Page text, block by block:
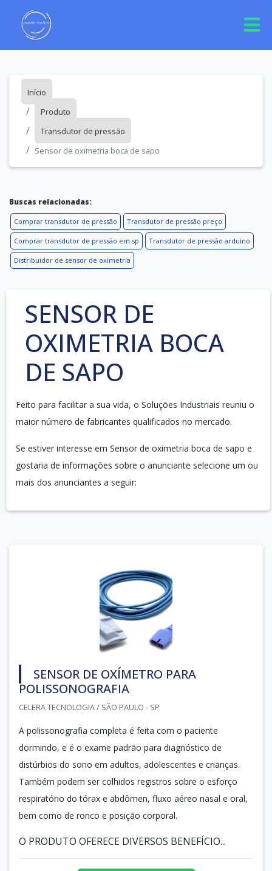
Início
Produto
Transdutor de pressão
Sensor de oximetria boca de sapo
Buscas relacionadas:
Comprar transdutor de pressão Transdutor de pressão preço
Comprar transdutor de pressão em sp Transdutor de pressão arduino
Distribuidor de sensor de oximetria
SENSOR DE
OXIMETRIA BOCA
DE SAPO
Feito para facilitar a sua vida, o Soluções Industriais reuniu o
maior número de fabricantes qualificados no mercado.
Se estiver interesse em Sensor de oximetria boca de sapo e
gostaria de informações sobre o anunciante selecione um ou
mais dos anunciantes a seguir:
SENSOR DE OXÍMETRO PARA
POLISSONOGRAFIA
CELERA TECNOLOGIA / SÃO PAULO - SP
A polissonografia completa é feita com o paciente
dormindo, e é o exame padrão para diagnóstico de
distúrbios do sono em adultos, adolescentes e crianças.
Também podem ser colhidos registros sobre o esforço
respiratório do tórax e abdômen, fluxo aéreo nasal e oral,
bem como de ronco e posição corporal.
O PRODUTO OFERECE DIVERSOS BENEFÍCIO...